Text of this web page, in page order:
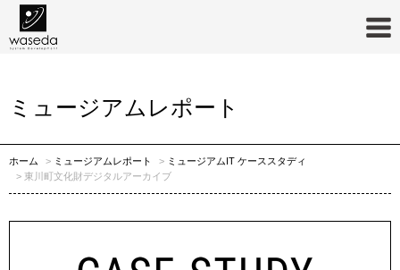
ミュージアムIT ケーススタディ
ミュージアムレポート
ホーム ミュージアムレポート
ミュージアムIT ケーススタディ
東川町文化財デジタルアーカイブ